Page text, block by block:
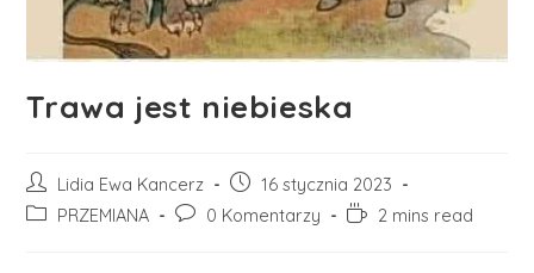
Trawa jest niebieska
Post
author:
Lidia Ewa Kancerz
Post
published:
16 stycznia 2023
PostPRZEMIANA
Post0 Komentarzy
Reading2 mins read